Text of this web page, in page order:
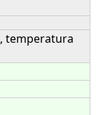
temperatura